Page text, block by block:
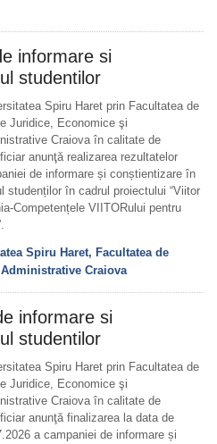
informare si
studentilor
Spiru Haret prin Facultatea de
Juridice, Economice şi
Craiova în calitate de
anunţă realizarea rezultatelor
de informare și conștientizare în
studenților în cadrul proiectului “Viitor
Competențele VIITORului pentru
Spiru Haret, Facultatea de
Craiova
informare si
studentilor
Spiru Haret prin Facultatea de
Juridice, Economice şi
Craiova în calitate de
anunţă finalizarea la data de
a campaniei de informare și